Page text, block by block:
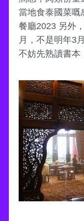
當地食泰國菜嘅
餐廳2023 另外
月，不是明年3
不妨先熟讀書本